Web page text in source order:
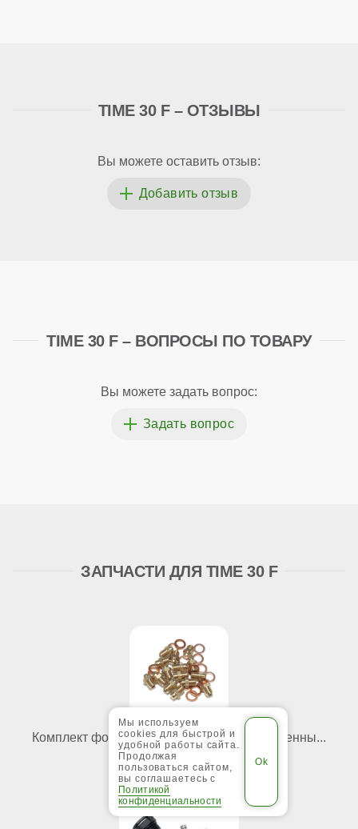
TIME 30 F – ОТЗЫВЫ
Вы можете оставить отзыв:
TIME 30 F – ВОПРОСЫ ПО ТОВАРУ
Вы можете задать вопрос:
ЗАПЧАСТИ ДЛЯ TIME 30 F
Комплект форсунок для перехода на сжиженны...
2 420
Мы используем
cookies для быстрой и
удобной работы сайта.
Продолжая
пользоваться сайтом,
вы соглашаетесь с
Политикой
конфиденциальности